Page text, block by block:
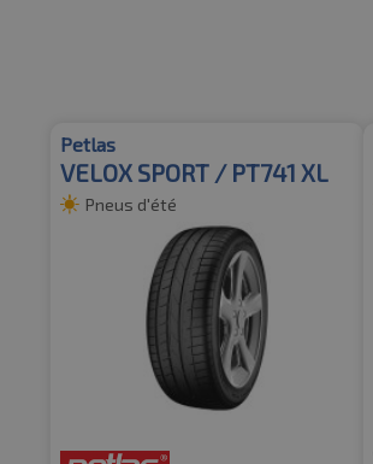
Petlas
VELOX SPORT / PT741 XL
Pneus d'été